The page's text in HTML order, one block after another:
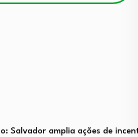
Salvador amplia ações de